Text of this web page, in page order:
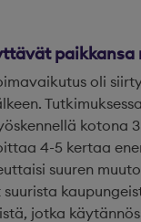
paikkansa
oli
kotona
4-5 kertaa
suuren
jotka